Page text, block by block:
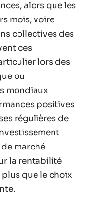
alors que les
mois, voire
collectives des
ces
lors des
ou
mondiaux
positives
régulières de
marché
la rentabilité
que le choix